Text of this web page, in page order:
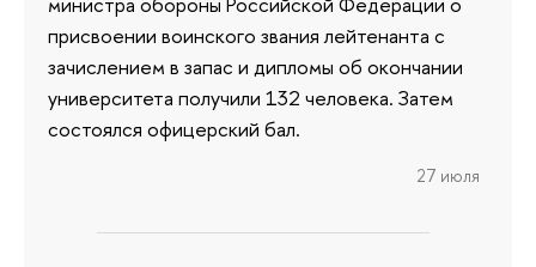
присвоении воинского звания лейтенанта с
зачислением в запас и дипломы об окончании
университета получили 132 человека. Затем
состоялся офицерский бал.
27 июля